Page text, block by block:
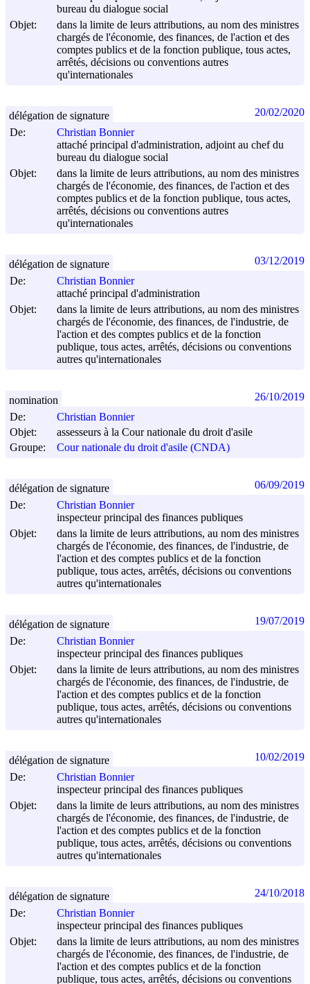
bureau du dialogue social
Objet:
dans la limite de leurs attributions, au nom des ministres
chargés de l'économie, des finances, de l'action et des
comptes publics et de la fonction publique, tous actes,
arrêtés, décisions ou conventions autres
qu'internationales
De:
Christian Bonnier
attaché principal d'administration, adjoint au chef du
bureau du dialogue social
Objet:
dans la limite de leurs attributions, au nom des ministres
chargés de l'économie, des finances, de l'action et des
comptes publics et de la fonction publique, tous actes,
arrêtés, décisions ou conventions autres
qu'internationales
délégation de signature 20/02/2020
De:
Christian Bonnier
attaché principal d'administration
Objet:
dans la limite de leurs attributions, au nom des ministres
chargés de l'économie, des finances, de l'industrie, de
l'action et des comptes publics et de la fonction
publique, tous actes, arrêtés, décisions ou conventions
autres qu'internationales
délégation de signature 03/12/2019
De:
Christian Bonnier
Objet:
assesseurs à la Cour nationale du droit d'asile
Groupe:
Cour nationale du droit d'asile (CNDA)
nomination 26/10/2019
De:
Christian Bonnier
inspecteur principal des finances publiques
Objet:
dans la limite de leurs attributions, au nom des ministres
chargés de l'économie, des finances, de l'industrie, de
l'action et des comptes publics et de la fonction
publique, tous actes, arrêtés, décisions ou conventions
autres qu'internationales
délégation de signature 06/09/2019
De:
Christian Bonnier
inspecteur principal des finances publiques
Objet:
dans la limite de leurs attributions, au nom des ministres
chargés de l'économie, des finances, de l'industrie, de
l'action et des comptes publics et de la fonction
publique, tous actes, arrêtés, décisions ou conventions
autres qu'internationales
délégation de signature 19/07/2019
De:
Christian Bonnier
inspecteur principal des finances publiques
Objet:
dans la limite de leurs attributions, au nom des ministres
chargés de l'économie, des finances, de l'industrie, de
l'action et des comptes publics et de la fonction
publique, tous actes, arrêtés, décisions ou conventions
autres qu'internationales
délégation de signature 10/02/2019
De:
Christian Bonnier
inspecteur principal des finances publiques
Objet:
dans la limite de leurs attributions, au nom des ministres
chargés de l'économie, des finances, de l'industrie, de
l'action et des comptes publics et de la fonction
publique, tous actes, arrêtés, décisions ou conventions
délégation de signature 24/10/2018